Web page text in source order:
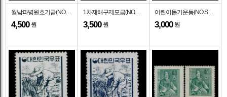
월남파병원호기금(NO.S9)-VF-1967.6.20일
4,500 원
1차재해구제모금(NO.S8)-VF-1966.11.10일
3,500 원
어린이돕기운동(NO.S7)-VF-1965.10.11일
3,000 원